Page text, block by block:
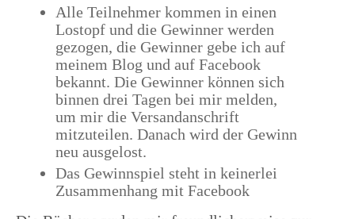
Alle Teilnehmer kommen in einen
Lostopf und die Gewinner werden
gezogen, die Gewinner gebe ich auf
meinem Blog und auf Facebook
bekannt. Die Gewinner können sich
binnen drei Tagen bei mir melden,
um mir die Versandanschrift
mitzuteilen. Danach wird der Gewinn
neu ausgelost.
Das Gewinnspiel steht in keinerlei
Zusammenhang mit Facebook